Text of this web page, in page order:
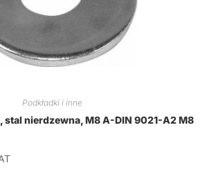
Podkładki i inne
stal nierdzewna, M8 A-DIN 9021-A2 M8